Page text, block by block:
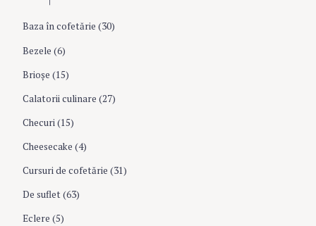
a
t
i
o
n
o
r
Baza în cofetărie (30)
Bezele (6)
Brioşe (15)
Calatorii culinare (27)
Checuri(15)
Cheesecake (4)
Cursuri de cofetărie (31)
De suflet(63)
Eclere (5)